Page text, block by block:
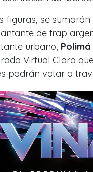
figuras, se
de trap
urbano,
Virtual Claro
podrán votar a